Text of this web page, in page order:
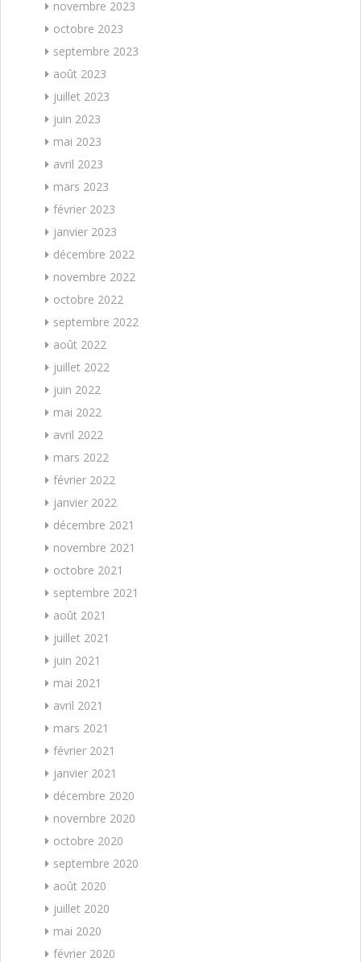
novembre 2023
octobre 2023
septembre 2023
août 2023
juillet 2023
juin 2023
mai 2023
avril 2023
mars 2023
février 2023
janvier 2023
décembre 2022
novembre 2022
octobre 2022
septembre 2022
août 2022
juillet 2022
juin 2022
mai 2022
avril 2022
mars 2022
février 2022
janvier 2022
décembre 2021
novembre 2021
octobre 2021
septembre 2021
août 2021
juillet 2021
juin 2021
mai 2021
avril 2021
mars 2021
février 2021
janvier 2021
décembre 2020
novembre 2020
octobre 2020
septembre 2020
août 2020
juillet 2020
mai 2020
février 2020